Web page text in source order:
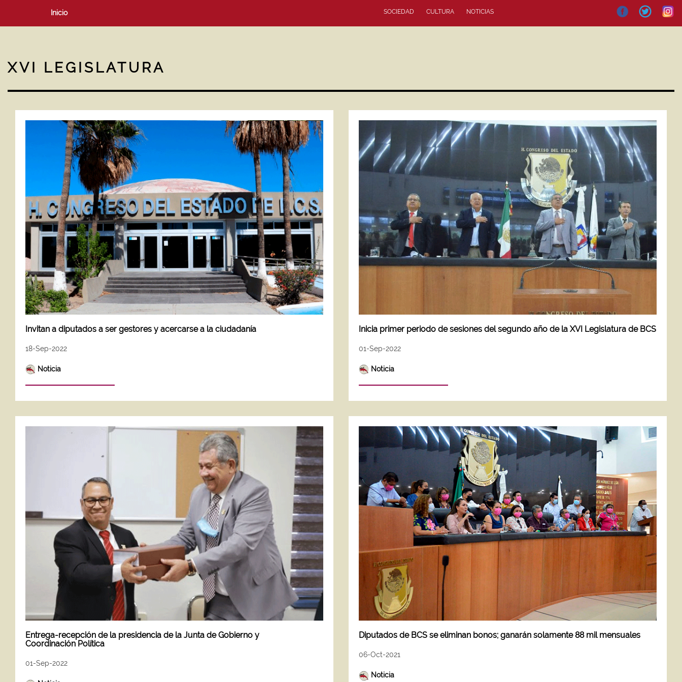
Inicio SOCIEDAD CULTURA NOTICIAS
XVI LEGISLATURA
Invitan a diputados a ser gestores y acercarse a la ciudadanía
18-Sep-2022
Noticia
Inicia primer periodo de sesiones del segundo año de la XVI Legislatura de BCS
01-Sep-2022
Noticia
Entrega-recepción de la presidencia de la Junta de Gobierno y
Coordinación Política
01-Sep-2022
Diputados de BCS se eliminan bonos; ganarán solamente 88 mil mensuales
06-Oct-2021
Noticia